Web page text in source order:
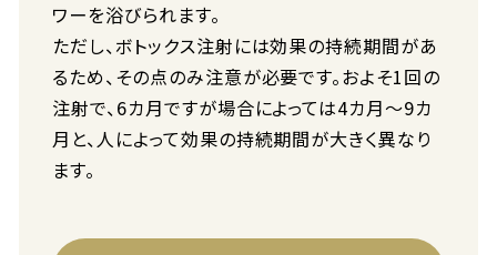
ワーを浴びられます。
ただし、ボトックス注射には効果の持続期間があ
るため、その点のみ注意が必要です。およそ1回の
注射で、6カ月ですが場合によっては4カ月～9カ
月と、人によって効果の持続期間が大きく異なり
ます。